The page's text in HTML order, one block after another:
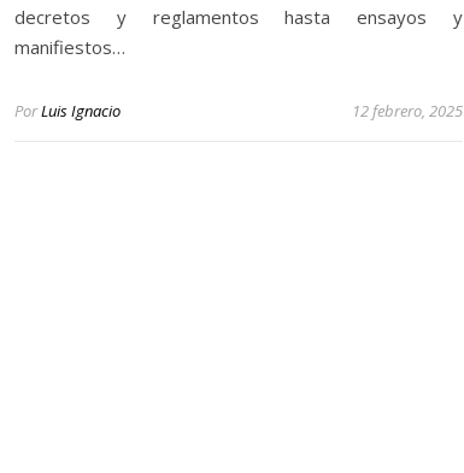
decretos y reglamentos hasta ensayos y
manifiestos…
PorLuis Ignacio 12 febrero, 2025